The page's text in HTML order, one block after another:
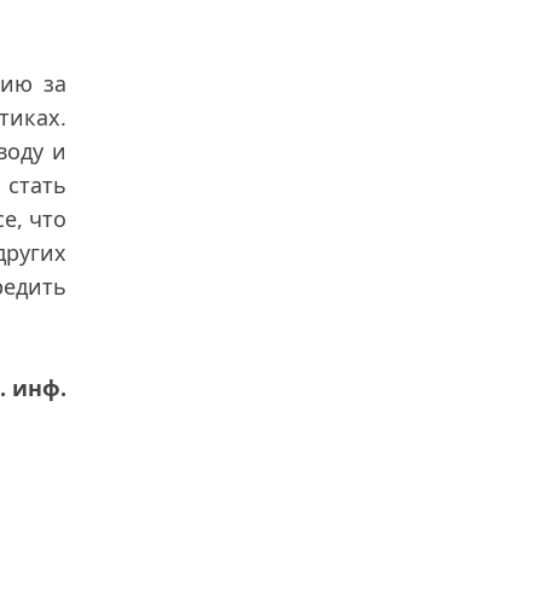
за
и
что
инф.